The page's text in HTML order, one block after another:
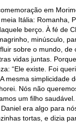
em
Itália: Romanha,
berço. À fé de
minúsculo,
sobre o mundo, de
vidas juntas.
“Ele existe. Foi
mesma simplicidade
Nós não
um filho
era algo para
tortas, e dizia